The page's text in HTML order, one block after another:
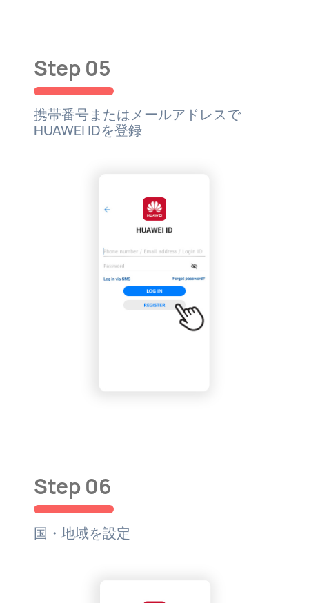
Step 05
携帯番号またはメールアドレスで
HUAWEI IDを登録
Step 06
国・地域を設定